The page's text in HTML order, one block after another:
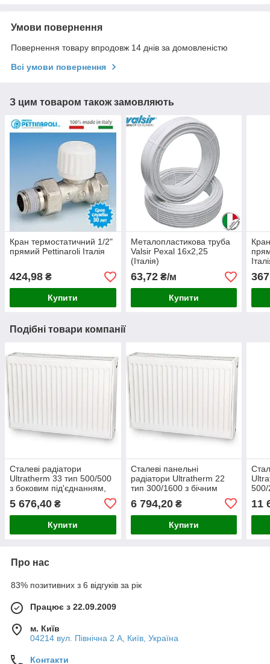
Умови повернення
Повернення товару впродовж 14 днів за домовленістю
Всі умови повернення
З цим товаром також замовляють
Кран термостатичний 1/2"
прямий Pettinaroli Італія
424,98 ₴
Купити
Металопластикова труба
Valsir Pexal 16x2,25
(Італія)
63,72₴/м
Купити
Подібні товари компанії
Сталеві радіатори
Ultratherm 33 тип 500/500
з боковим під'єднанням,
5 676,40 ₴
Купити
Сталеві панельні
радіатори Ultratherm 22
тип 300/1600 з бічним
під'єднанням (Туреччина)
6 794,20₴
Купити
500/
11
Про нас
83% позитивних з 6 відгуків за рік
Працює з 22.09.2009
м. Київ
04214 вул. Північна 2 А, Київ, Україна
Контакти